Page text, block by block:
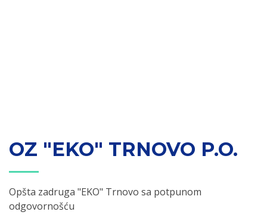
OZ "EKO" TRNOVO P.O.
Opšta zadruga "EKO" Trnovo sa potpunom
odgovornošću